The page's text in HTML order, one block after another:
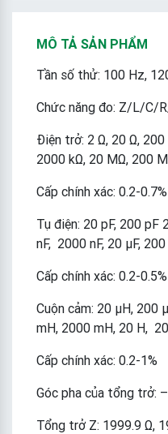
MÔ TẢ SẢN PHẨM
Tần số thử: 100 Hz,
Chức năng đo: Z/L/C/
Điện trở: 2 Ω, 20 Ω,
2000 kΩ, 20 MΩ, 200
Cấp chính xác: 0.2-0.7%
Tụ điện: 20 pF, 200 pF
nF, 2000 nF, 20 μF,
Cấp chính xác: 0.2-0.5%
Cuộn cảm: 20 μH, 200
mH, 2000 mH, 20 H,
Cấp chính xác: 0.2-1%
Góc pha của tổng trở:
Tổng trở Z: 1999.9 Ω,